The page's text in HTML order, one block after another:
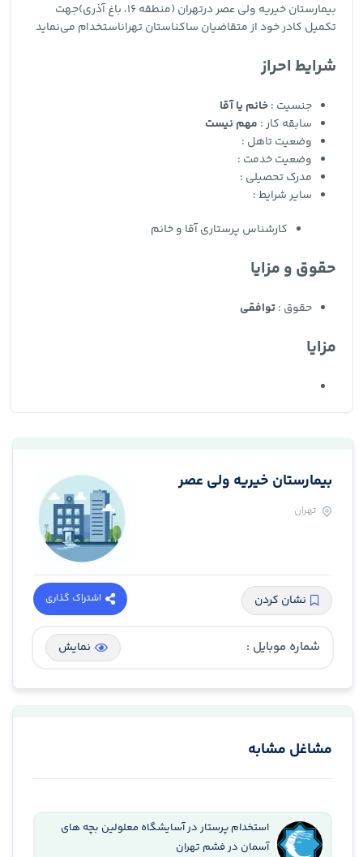
بیمارستان خیریه ولی عصر درتهران (منطقه ۱۶، باغ آذری)جهت
تکمیل کادر خود از متقاضیان ساکناستان تهراناستخدام می‌نماید
شرایط احراز
جنسیت :خانم یا آقا
سابقه کار : مهم نیست
وضعیت تاهل :
وضعیت خدمت :
مدرک تحصیلی :
سایر شرایط :
کارشناس پرستاری آقا و خانم
حقوق و مزایا
حقوق :توافقی
مزایا
بیمارستان خیریه ولی عصر
تهران
نشان کردن اشتراک گذاری
شماره موبایل : نمایش
مشاغل مشابه
استخدام پرستار در آسایشگاه معلولین بچه های
آسمان در فشم تهران